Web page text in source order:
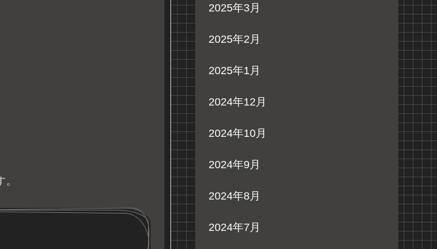
2025年3月
2025年2月
2025年1月
2024年12月
2024年10月
2024年9月
2024年8月
2024年7月